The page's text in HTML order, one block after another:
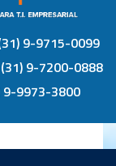
9-9715-0099
9-7200-0888
9-9973-3800